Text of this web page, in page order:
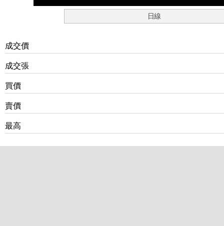
日線
成交價
成交張
買價
賣價
最高